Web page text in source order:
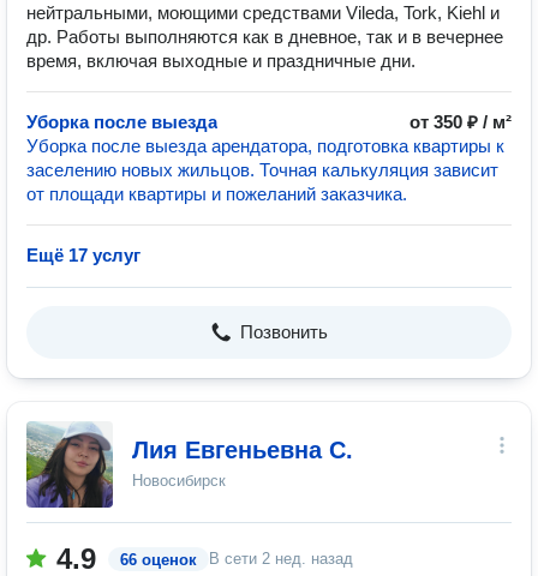
нейтральными, моющими средствами Vileda, Tork, Kiehl и
др. Работы выполняются как в дневное, так и в вечернее
время, включая выходные и праздничные дни.
Уборка после выезда
от 350 ₽ / м²
Уборка после выезда арендатора, подготовка квартиры к
заселению новых жильцов. Точная калькуляция зависит
от площади квартиры и пожеланий заказчика.
Ещё 17 услуг
Позвонить
Лия Евгеньевна С.
Новосибирск
4.9 66 оценок В сети 2 нед. назад